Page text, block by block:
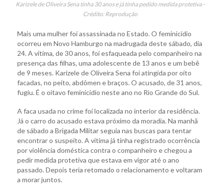
Karizele de Oliveira Sena tinha 30 anos e já tinha pedido medida protetiva -
Crédito: Reprodução
Mais uma mulher foi assassinada no Estado. O feminicídio
ocorreu em Novo Hamburgo na madrugada deste sábado, dia
24. A vítima, de 30 anos, foi esfaqueada pelo companheiro na
presença das filhas, uma adolescente de 13 anos e um bebê
de 9 meses. Karizele de Oliveira Sena foi atingida por oito
facadas, no peito, abdômen e braços. O acusado, de 31 anos,
fugiu. É o oitavo feminicídio neste ano no Rio Grande do Sul.
A faca usada no crime foi localizada no interior da residência.
Já o carro do acusado estava próximo da moradia. Na manhã
de sábado a Brigada Militar seguia nas buscas para tentar
encontrar o suspeito. A vítima já tinha registrado ocorrência
por violência doméstica contra o companheiro e chegou a
pedir medida protetiva que estava em vigor até o ano
passado. Depois teria retomado o relacionamento e voltaram
a morar juntos.